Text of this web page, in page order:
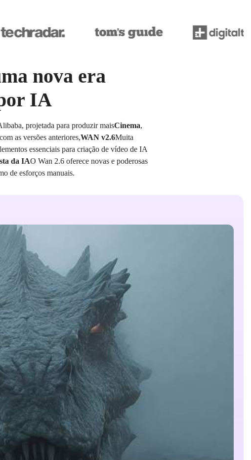
nova era
IA
projetada para produzir maisCinema,
as versões anteriores,WAN v2.6Muita
essenciais para criação de vídeo de IA
da IAO Wan 2.6 oferece novas e poderosas
de esforços manuais.